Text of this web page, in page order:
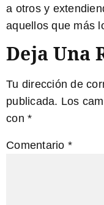
a otros y
aquellos que más
Deja Una
Tu dirección de
publicada. Los
con *
Comentario *